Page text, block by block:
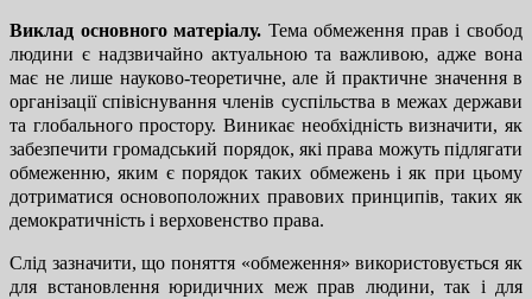
Виклад основного матеріалу. Тема обмеження прав і свобод
людини є надзвичайно актуальною та важливою, адже вона
має не лише науково-теоретичне, але й практичне значення в
організації співіснування членів суспільства в межах держави
та глобального простору. Виникає необхідність визначити, як
забезпечити громадський порядок, які права можуть підлягати
обмеженню, яким є порядок таких обмежень і як при цьому
дотриматися основоположних правових принципів, таких як
демократичність і верховенство права.
Слід зазначити, що поняття «обмеження» використовується як
для встановлення юридичних меж прав людини, так і для